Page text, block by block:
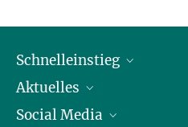
Schnelleinstieg
Personen
Pressebereich
Aktuelles
Stellenangebote
Social Media